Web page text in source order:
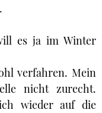
es ja im Winter
verfahren. Mein
nicht zurecht.
wieder auf die